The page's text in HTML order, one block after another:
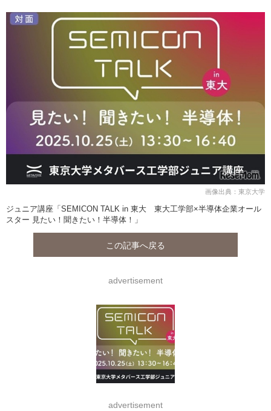
画像出典：東京大学
ジュニア講座「SEMICON TALK in 東大 東大工学部×半導体企業オール
スター 見たい！聞きたい！半導体！」
この記事へ戻る
advertisement
advertisement